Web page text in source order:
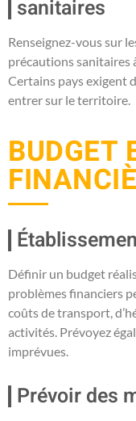
sanitaires
Renseignez-vous sur
précautions
Certains pays exigent
entrer sur le territoire.
BUDGET
Définir un budget
problèmes financiers
coûts de transport,
activités. Prévoyez
imprévues.
Prévoir des